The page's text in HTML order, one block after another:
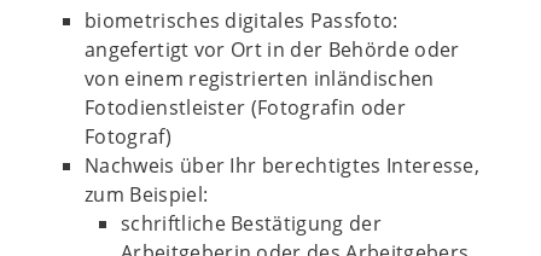
biometrisches digitales Passfoto:
angefertigt vor Ort in der Behörde oder
von einem registrierten inländischen
Fotodienstleister (Fotografin oder
Fotograf)
Nachweis über Ihr berechtigtes Interesse,
zum Beispiel:
schriftliche Bestätigung der